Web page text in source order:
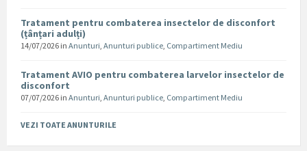
Tratament pentru combaterea insectelor de disconfort
(țânțari adulți)
14/07/2026 in Anunturi Anunturi publice Compartiment Mediu
Tratament AVIO pentru combaterea larvelor insectelor de
disconfort
07/07/2026 in Anunturi Anunturi publice Compartiment Mediu
VEZI TOATE ANUNTURILE